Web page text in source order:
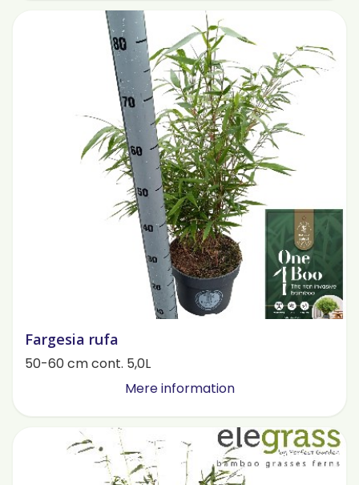
Fargesia rufa
50-60 cm cont. 5,0L
Mere information